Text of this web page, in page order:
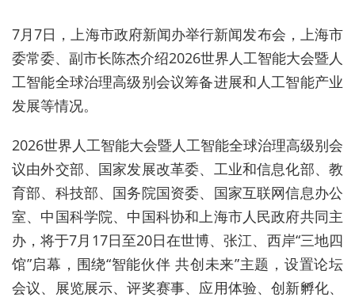
7月7日，上海市政府新闻办举行新闻发布会，上海市
委常委、副市长陈杰介绍2026世界人工智能大会暨人
工智能全球治理高级别会议筹备进展和人工智能产业
发展等情况。
2026世界人工智能大会暨人工智能全球治理高级别会
议由外交部、国家发展改革委、工业和信息化部、教
育部、科技部、国务院国资委、国家互联网信息办公
室、中国科学院、中国科协和上海市人民政府共同主
办，将于7月17日至20日在世博、张江、西岸“三地四
馆”启幕，围绕“智能伙伴 共创未来”主题，设置论坛
会议、展览展示、评奖赛事、应用体验、创新孵化、